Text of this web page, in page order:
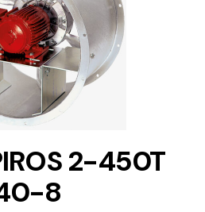
DETAILS
2-450T
8